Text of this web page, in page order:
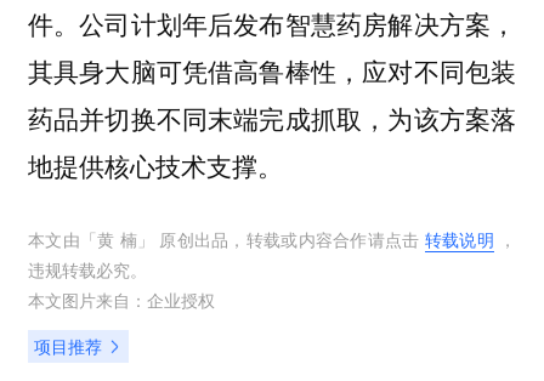
件。公司计划年后发布智慧药房解决方案，
其具身大脑可凭借高鲁棒性，应对不同包装
药品并切换不同末端完成抓取，为该方案落
地提供核心技术支撑。
本文由「黄 楠」 原创出品，转载或内容合作请点击 转载说明 ，
违规转载必究。
本文图片来自： 企业授权
项目推荐